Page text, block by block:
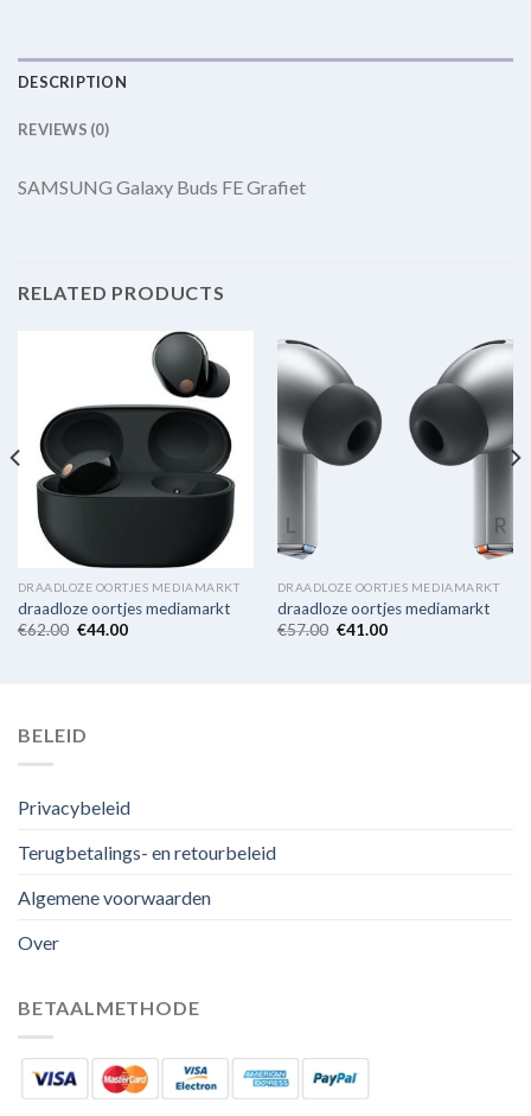
DESCRIPTION
REVIEWS (0)
SAMSUNG Galaxy Buds FE Grafiet
RELATED PRODUCTS
DRAADLOZE OORTJES MEDIAMARKT
draadloze oortjes mediamarkt
€62.00 €44.00
DRAADLOZE OORTJES MEDIAMARKT
draadloze oortjes mediamarkt
€57.00 €41.00
BELEID
Privacybeleid
Terugbetalings- en retourbeleid
Algemene voorwaarden
Over
BETAALMETHODE